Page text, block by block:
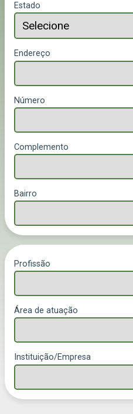
Estado
Endereço
Número
Complemento
Bairro
Profissão
Área de atuação
Instituição/Empresa